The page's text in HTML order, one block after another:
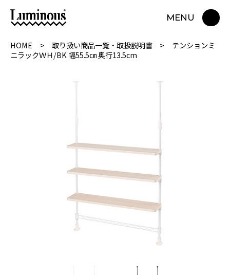
MENU
HOME 取り扱い商品一覧・取扱説明書
テンションミ
ニラックＷＨ/BK 幅55.5㎝ 奥行13.5cm